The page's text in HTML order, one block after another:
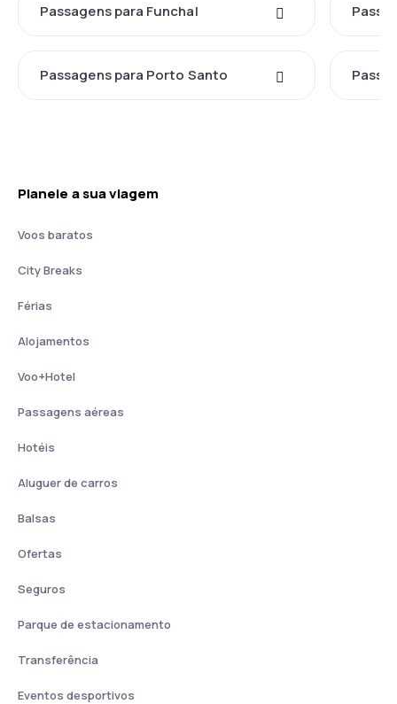
Passagens para Funchal
Passagens para Porto Santo
Planeie a sua viagem
Voos baratos
City Breaks
Férias
Alojamentos
Voo+Hotel
Passagens aéreas
Hotéis
Aluguer de carros
Balsas
Ofertas
Seguros
Parque de estacionamento
Transferência
Eventos desportivos